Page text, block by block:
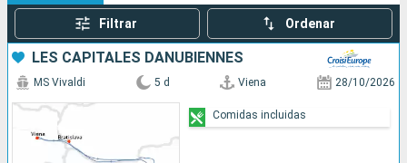
Buscar
Filtrar Ordenar
LES CAPITALES DANUBIENNES
MS Vivaldi 5 d Viena 28/10/2026
Comidas incluidas